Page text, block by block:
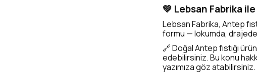
💚 Lebsan Fabrika
Lebsan Fabrika, Antep
formu — lokumda,
🔗 Doğal Antep fıstığı
edebilirsiniz. Bu konu
yazımıza göz atabilirsiniz.